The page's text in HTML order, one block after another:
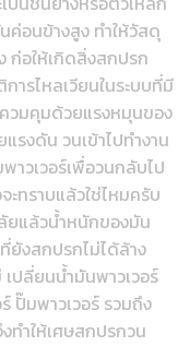
ค่อนข้างสูง ทำให้วัสดุ
ก่อให้เกิดสิ่งสกปรก
ารไหลเวียนในระบบที่มี
วมคุมด้วยแรงหมุนของ
รงดัน วนเข้าไปทำงาน
าวเวอร์เพื่อวนกลับไป
ะทราบแล้วใช่ไหมครับ
ยแล้วน้ำหนักของมัน
ยังสกปรกไม่ได้ล้าง
เปลี่ยนน้ำมันพาวเวอร์
ปั๊มพาวเวอร์ รวมถึง
ทำให้เศษสกปรกวน